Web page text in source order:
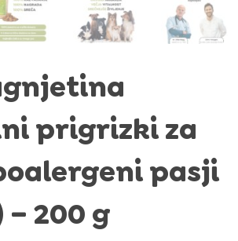
prigrizki za
pasji
200 g